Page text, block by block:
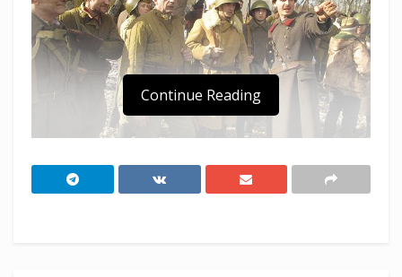
В Курганинске состоялась историческая
Continue Reading